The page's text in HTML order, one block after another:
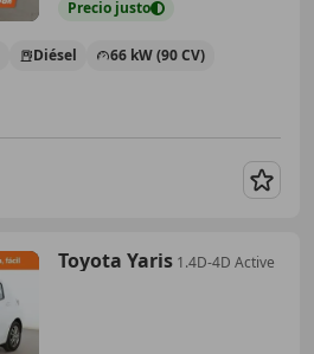
Precio justo
Diésel 66 kW (90 CV)
Toyota Yaris 1.4D-4D Active